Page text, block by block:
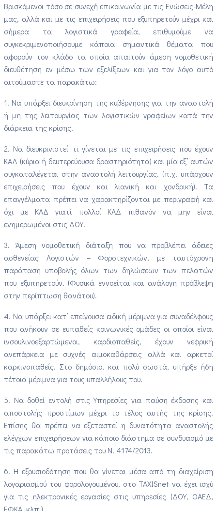
Βρισκόμενοι τόσο σε συνεχή επικοινωνία με τις Ενώσεις-Μέλη
μας, αλλά και με τις επιχειρήσεις που εξυπηρετούν μέχρι και
σήμερα τα λογιστικά γραφεία, επιθυμούμε να
συγκεκριμενοποιήσουμε κάποια σημαντικά θέματα που
αφορούν τον κλάδο τα οποία απαιτούν άμεση νομοθετική
διευθέτηση εν μέσω των εξελίξεων και για τον λόγο αυτό
αιτούμαστε τα παρακάτω:
1. Να υπάρξει διευκρίνηση της κυβέρνησης για την αναστολή
ή μη της λειτουργίας των λογιστικών γραφείων κατά την
διάρκεια της κρίσης.
2. Να διευκρινιστεί τι γίνεται με τις επιχειρήσεις που έχουν
ΚΑΔ (κύρια ή δευτερεύουσα δραστηριότητα) και μία εξ’ αυτών
συγκαταλέγεται στην αναστολή λειτουργίας. (π.χ. υπάρχουν
επιχειρήσεις που έχουν και λιανική και χονδρική). Τα
επαγγέλματα πρέπει να χαρακτηρίζονται με περιγραφή και
όχι με ΚΑΔ γιατί πολλοί ΚΑΔ πιθανόν να μην είναι
ενημερωμένοι στις ΔΟΥ.
3. Άμεση νομοθετική διάταξη που να προβλέπει άδειες
ασθενείας Λογιστών – Φοροτεχνικών, με ταυτόχρονη
παράταση υποβολής όλων των δηλώσεων των πελατών
που εξυπηρετούν. (Φυσικά εννοείται και ανάλογη πρόβλεψη
στην περίπτωση θανάτου).
4. Να υπάρξει κατ’ επείγουσα ειδική μέριμνα για συναδέλφους
που ανήκουν σε ευπαθείς κοινωνικές ομάδες οι οποίοι είναι
ινσουλινοεξαρτώμενοι, καρδιοπαθείς, έχουν νεφρική
ανεπάρκεια με συχνές αιμοκαθάρσεις αλλά και αρκετοί
καρκινοπαθείς. Στο δημόσιο, και πολύ σωστά, υπήρξε ήδη
τέτοια μέριμνα για τους υπαλλήλους του.
5. Να δοθεί εντολή στις Υπηρεσίες για παύση έκδοσης και
αποστολής προστίμων μέχρι το τέλος αυτής της κρίσης.
Επίσης θα πρέπει να εξεταστεί η δυνατότητα αναστολής
ελέγχων επιχειρήσεων για κάποιο διάστημα σε συνδυασμό με
τις παρακάτω προτάσεις του Ν. 4174/2013.
6. Η εξουσιοδότηση που θα γίνεται μέσα από τη διαχείριση
λογαριασμού του φορολογουμένου, στο TAXISnet να έχει ισχύ
για τις ηλεκτρονικές εργασίες στις υπηρεσίες (ΔΟΥ, ΟΑΕΔ,
ΕΦΚΑ, κλπ.).